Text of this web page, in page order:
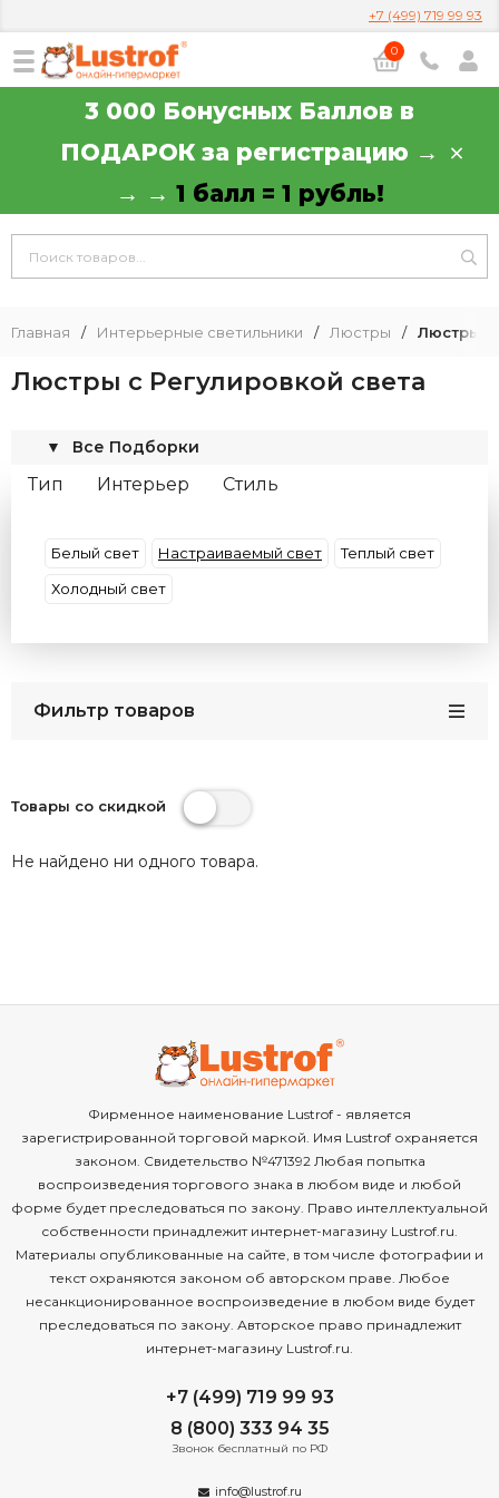
+7 (499) 719 99 93
0
3 000 Бонусных Баллов в
ПОДАРОК за регистрацию →
→ → 1 балл = 1 рубль!
Главная / Интерьерные светильники / Люстры / Люстры с
Люстры с Регулировкой света
Все Подборки
▼
Тип Интерьер
Стиль
Форма
Декор Цвет плафона
Умные
Цвет арматуры
Белый свет Настраиваемый свет
Теплый свет
Холодный свет
Фильтр товаров
Товары со скидкой
Не найдено ни одного товара.
Фирменное наименование Lustrof - является
зарегистрированной торговой маркой. Имя Lustrof охраняется
законом. Свидетельство №471392 Любая попытка
воспроизведения торгового знака в любом виде и любой
форме будет преследоваться по закону. Право интеллектуальной
собственности принадлежит интернет-магазину Lustrof.ru.
Материалы опубликованные на сайте, в том числе фотографии и
текст охраняются законом об авторском праве. Любое
несанкционированное воспроизведение в любом виде будет
преследоваться по закону. Авторское право принадлежит
интернет-магазину Lustrof.ru.
+7 (499) 719 99 93
8 (800) 333 94 35
Звонок бесплатный по РФ
info@lustrof.ru